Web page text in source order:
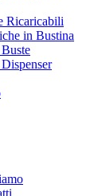
Ricaricabili
in Bustina